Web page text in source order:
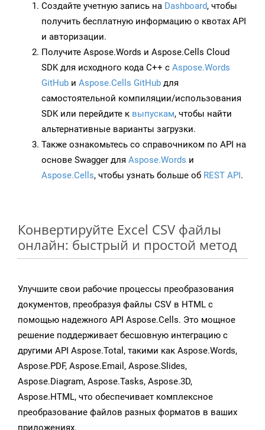
Создайте учетную запись на Dashboard, чтобы
получить бесплатную информацию о квотах API
и авторизации.
Получите Aspose.Words и Aspose.Cells Cloud
SDK для исходного кода C++ с Aspose.Words
GitHub и Aspose.Cells GitHub для
самостоятельной компиляции/использования
SDK или перейдите к выпускам, чтобы найти
альтернативные варианты загрузки.
Также ознакомьтесь со справочником по API на
основе Swagger для Aspose.Words и
Aspose.Cells, чтобы узнать больше об REST API.
Конвертируйте Excel CSV файлы
онлайн: быстрый и простой метод
Улучшите свои рабочие процессы преобразования
документов, преобразуя файлы CSV в HTML с
помощью надежного API Aspose.Cells. Это мощное
решение поддерживает бесшовную интеграцию с
другими API Aspose.Total, такими как Aspose.Words,
Aspose.PDF, Aspose.Email, Aspose.Slides,
Aspose.Diagram, Aspose.Tasks, Aspose.3D,
Aspose.HTML, что обеспечивает комплексное
преобразование файлов разных форматов в ваших
приложениях.